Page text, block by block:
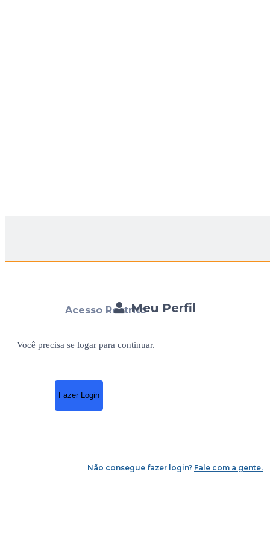
Meu Perfil
Acesso Restrito
Você precisa se logar para continuar.
Fazer Login
Não consegue fazer login? Fale com a gente.